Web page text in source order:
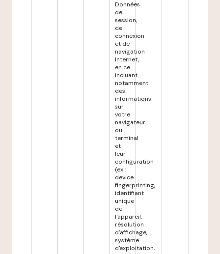
Données
de
session,
de
connexion
et de
navigation
Internet,
en ce
incluant
notamment
des
informations
sur
votre
navigateur
ou
terminal
et
leur
configuration
(ex :
device
fingerprinting,
identifiant
unique
de
l'appareil,
résolution
d'affichage,
système
d'exploitation,